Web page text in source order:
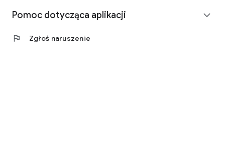
Pomoc dotycząca aplikacji expand_more
flag Zgłoś naruszenie